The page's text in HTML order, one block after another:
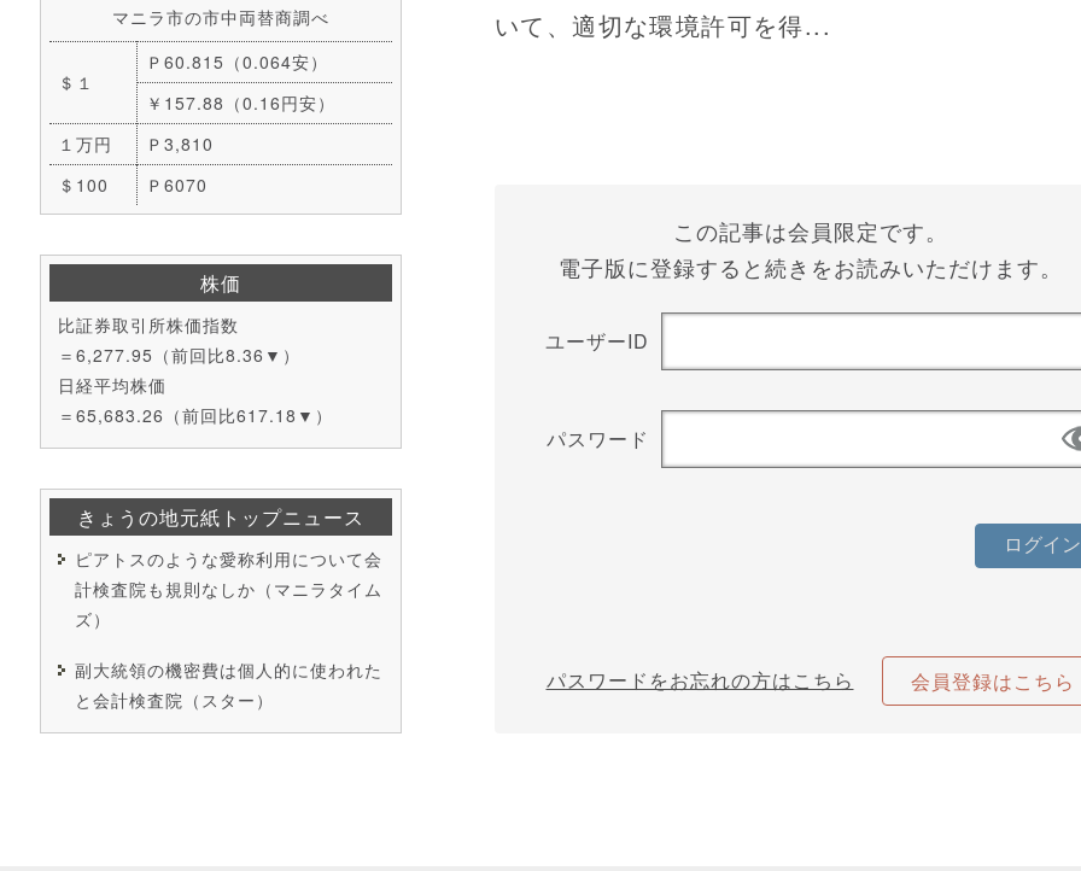
マニラ市の市中両替商調べ
＄１
Ｐ60.815（0.064安）
￥157.88（0.16円安）
１万円
Ｐ3,810
＄100
Ｐ6070
株価
比証券取引所株価指数
＝6,277.95（前回比8.36▼）
日経平均株価
＝65,683.26（前回比617.18▼）
きょうの地元紙トップニュース
ピアトスのような愛称利用について会
計検査院も規則なしか（マニラタイム
ズ）
副大統領の機密費は個人的に使われた
と会計検査院（スター）
いて、適切な環境許可を得...
この記事は会員限定です。
電子版に登録すると続きをお読みいただけます。
ユーザーID
パスワード
パスワードをお忘れの方はこちら 会員登録はこちら